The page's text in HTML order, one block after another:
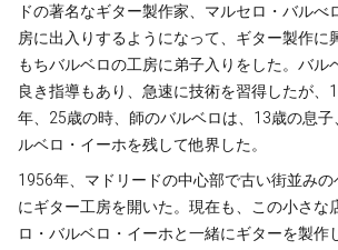
ドの著名なギター製作家、マルセロ・バルべ
房に出入りするようになって、ギター製作に
もちバルベロの工房に弟子入りをした。バル
良き指導もあり、急速に技術を習得したが、
年、25歳の時、師のバルベロは、13歳の息子
ルベロ・イーホを残して他界した。
1956年、マドリードの中心部で古い街並み
にギター工房を開いた。現在も、この小さな
ロ・バルベロ・イーホと一緒にギターを製作